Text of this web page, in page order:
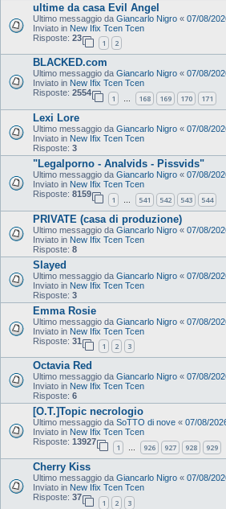
ultime da casa Evil Angel
Ultimo messaggio da Giancarlo Nigro « 07/08/
Inviato in New Ifix Tcen Tcen
Risposte: 23
1 2
BLACKED.com
Ultimo messaggio da Giancarlo Nigro « 07/08/
Inviato in New Ifix Tcen Tcen
Risposte: 2554
1 … 168 169 170 171
Lexi Lore
Ultimo messaggio da Giancarlo Nigro « 07/08/
Inviato in New Ifix Tcen Tcen
Risposte: 3
"Legalporno - Analvids - Pissvids"
Ultimo messaggio da Giancarlo Nigro « 07/08/
Inviato in New Ifix Tcen Tcen
Risposte: 8159
1 … 541 542 543 544
PRIVATE (casa di produzione)
Ultimo messaggio da Giancarlo Nigro « 07/08/
Inviato in New Ifix Tcen Tcen
Risposte: 8
Slayed
Ultimo messaggio da Giancarlo Nigro « 07/08/
Inviato in New Ifix Tcen Tcen
Risposte: 3
Emma Rosie
Ultimo messaggio da Giancarlo Nigro « 07/08/
Inviato in New Ifix Tcen Tcen
Risposte: 31
1 2 3
Octavia Red
Ultimo messaggio da Giancarlo Nigro « 07/08/
Inviato in New Ifix Tcen Tcen
Risposte: 6
[O.T.]Topic necrologio
Ultimo messaggio da SoTTO di nove « 07/08/
Inviato in New Ifix Tcen Tcen
Risposte: 13927
1 … 926 927 928 929
Cherry Kiss
Ultimo messaggio da Giancarlo Nigro « 07/08/
Inviato in New Ifix Tcen Tcen
Risposte: 37
1 2 3